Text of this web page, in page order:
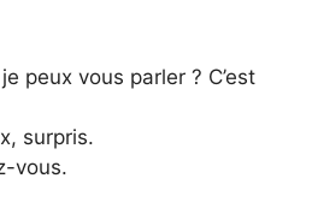
peux vous parler ? C’est
surpris.
vous.